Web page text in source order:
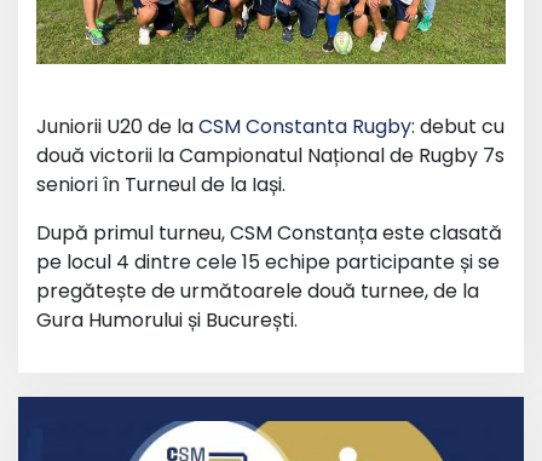
Juniorii U20 de laCSM Constanta Rugby: debut cu
două victorii la Campionatul Național de Rugby 7s
seniori în Turneul de la Iași.
După primul turneu, CSM Constanța este clasată
pe locul 4 dintre cele 15 echipe participante și se
pregătește de următoarele două turnee, de la
Gura Humorului și București.